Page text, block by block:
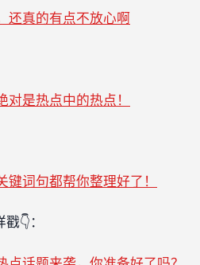
还真的有点不放心啊
是热点中的热点！
词句都帮你整理好了！
👇：